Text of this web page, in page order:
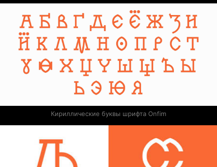
Кириллические буквы шрифта Onfim